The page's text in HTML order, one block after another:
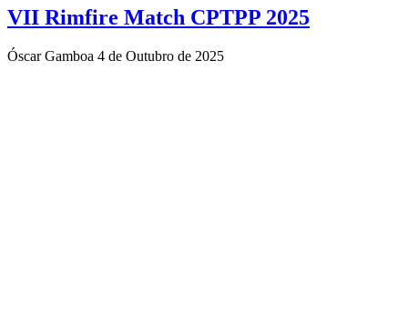
VII Rimfire Match CPTPP 2025
Óscar Gamboa 4 de Outubro de 2025